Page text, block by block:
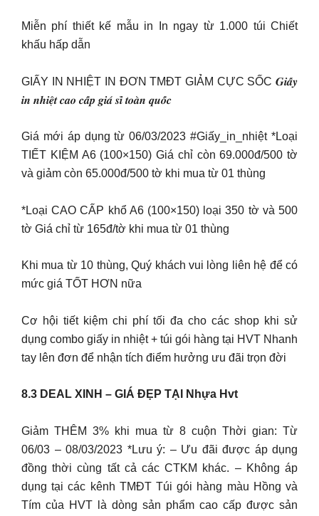
Miễn phí thiết kế mẫu in In ngay từ 1.000 túi Chiết
khấu hấp dẫn
GIẤY IN NHIỆT IN ĐƠN TMĐT GIẢM CỰC SỐC 𝑮𝒊𝒂̂́𝒚
𝒊𝒏 𝒏𝒉𝒊𝒆̣̂𝒕 𝒄𝒂𝒐 𝒄𝒂̂́𝒑 𝒈𝒊𝒂́ 𝒔𝒊̉ 𝒕𝒐𝒂̀𝒏 𝒒𝒖𝒐̂́𝒄
Giá mới áp dụng từ 06/03/2023 #Giấy_in_nhiệt *Loại
TIẾT KIỆM A6 (100×150) Giá chỉ còn 69.000đ/500 tờ
và giảm còn 65.000đ/500 tờ khi mua từ 01 thùng
*Loại CAO CẤP khổ A6 (100×150) loại 350 tờ và 500
tờ Giá chỉ từ 165đ/tờ khi mua từ 01 thùng
Khi mua từ 10 thùng, Quý khách vui lòng liên hệ để có
mức giá TỐT HƠN nữa
Cơ hội tiết kiệm chi phí tối đa cho các shop khi sử
dụng combo giấy in nhiệt + túi gói hàng tại HVT Nhanh
tay lên đơn để nhận tích điểm hưởng ưu đãi trọn đời
8.3 DEAL XINH – GIÁ ĐẸP TẠI Nhựa Hvt
Giảm THÊM 3% khi mua từ 8 cuộn Thời gian: Từ
06/03 – 08/03/2023 *Lưu ý: – Ưu đãi được áp dụng
đồng thời cùng tất cả các CTKM khác. – Không áp
dụng tại các kênh TMĐT Túi gói hàng màu Hồng và
Tím của HVT là dòng sản phẩm cao cấp được sản